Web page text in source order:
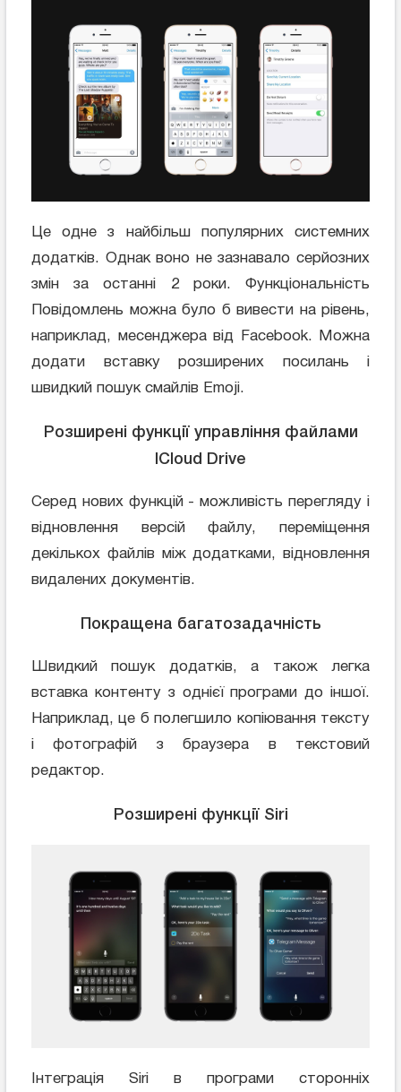
Це одне з найбільш популярних системних
додатків. Однак воно не зазнавало серйозних
змін за останні 2 роки. Функціональність
Повідомлень можна було б вивести на рівень,
наприклад, месенджера від Facebook. Можна
додати вставку розширених посилань і
швидкий пошук смайлів Emoji.
Розширені функції управління файлами
ICloud Drive
Серед нових функцій - можливість перегляду і
відновлення версій файлу, переміщення
декількох файлів між додатками, відновлення
видалених документів.
Покращена багатозадачність
Швидкий пошук додатків, а також легка
вставка контенту з однієї програми до іншої.
Наприклад, це б полегшило копіювання тексту
і фотографій з браузера в текстовий
редактор.
Розширені функції Siri
Інтеграція Siri в програми сторонніх